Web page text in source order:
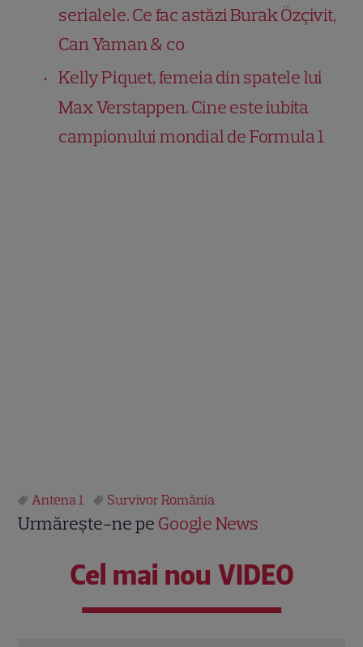
serialele. Ce fac astăzi Burak Özçivit,
Can Yaman & co
Kelly Piquet, femeia din spatele lui
Max Verstappen. Cine este iubita
campionului mondial de Formula 1
Antena 1 Survivor România
Urmărește-ne pe Google News
Cel mai nou VIDEO